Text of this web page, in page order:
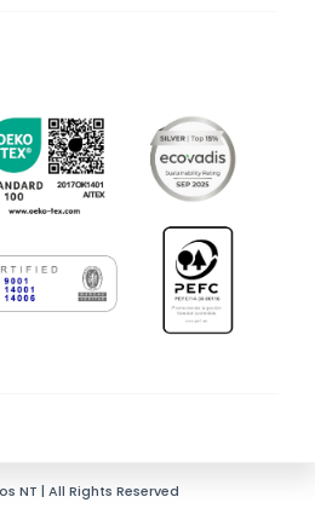
NT | All Rights Reserved